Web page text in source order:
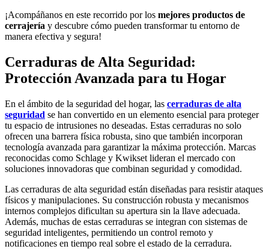
¡Acompáñanos en este recorrido por los mejores productos de
cerrajería y descubre cómo pueden transformar tu entorno de
manera efectiva y segura!
Cerraduras de Alta Seguridad:
Protección Avanzada para tu Hogar
En el ámbito de la seguridad del hogar, las cerraduras de alta
seguridad se han convertido en un elemento esencial para proteger
tu espacio de intrusiones no deseadas. Estas cerraduras no solo
ofrecen una barrera física robusta, sino que también incorporan
tecnología avanzada para garantizar la máxima protección. Marcas
reconocidas como Schlage y Kwikset lideran el mercado con
soluciones innovadoras que combinan seguridad y comodidad.
Las cerraduras de alta seguridad están diseñadas para resistir ataques
físicos y manipulaciones. Su construcción robusta y mecanismos
internos complejos dificultan su apertura sin la llave adecuada.
Además, muchas de estas cerraduras se integran con sistemas de
seguridad inteligentes, permitiendo un control remoto y
notificaciones en tiempo real sobre el estado de la cerradura.